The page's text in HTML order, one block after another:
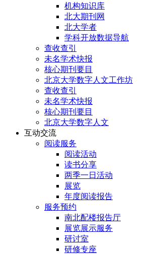
机构知识库
北大期刊网
北大学者
学科开放数据导航
查收查引
未名学术快报
核心期刊要目
北京大学数字人文工作坊
查收查引
未名学术快报
核心期刊要目
北京大学数字人文
互动交流
阅读服务
阅读活动
读书分享
两季一日活动
展览
年度阅读报告
服务预约
南北配楼报告厅
展览展示服务
研讨室
研修专座